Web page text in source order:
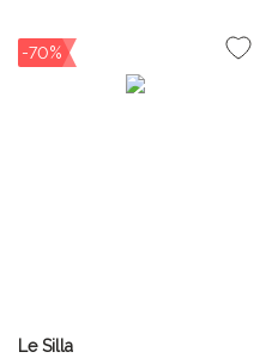
-70%
Le Silla